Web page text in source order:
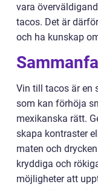
vara
tacos. Det är
och ha kunskap
Vin till tacos är en
som kan förhöja
mexikanska rätt.
skapa kontraster
maten och
kryddiga och
möjligheter att